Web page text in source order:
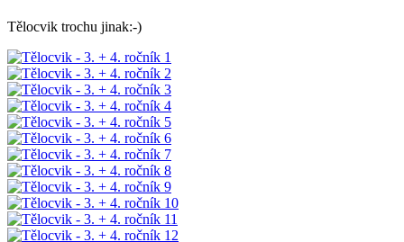
Tělocvik trochu jinak:-)